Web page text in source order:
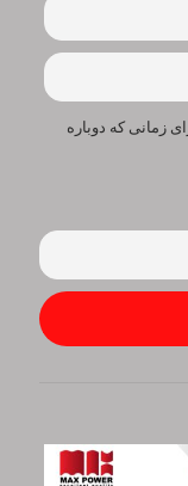
زمانی که دوباره